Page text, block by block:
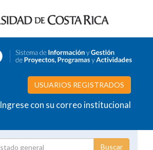
USUARIOS REGISTRADOS
Ingrese con su correo institucional